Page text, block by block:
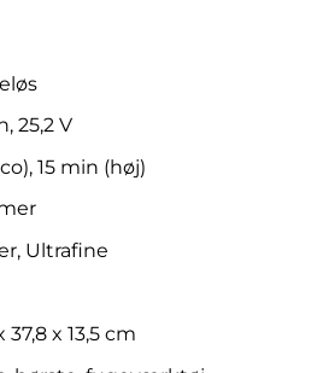
25,2 V
15 min (høj)
Ultrafine
x 13,5 cm